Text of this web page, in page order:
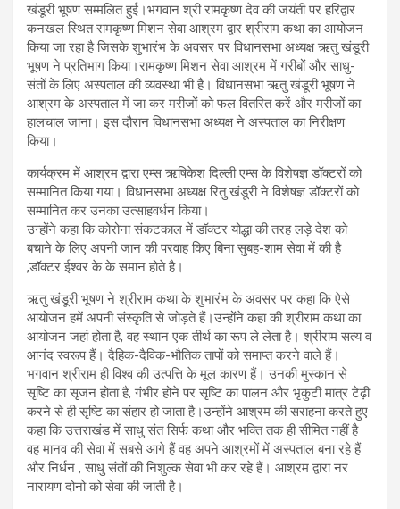
खंडूरी भूषण सम्मलित हुई।भगवान श्री रामकृष्ण देव की जयंती पर हरिद्वार
कनखल स्थित रामकृष्ण मिशन सेवा आश्रम द्वार श्रीराम कथा का आयोजन
किया जा रहा है जिसके शुभारंभ के अवसर पर विधानसभा अध्यक्ष ऋतु खंडूरी
भूषण ने प्रतिभाग किया।रामकृष्ण मिशन सेवा आश्रम में गरीबों और साधु-
संतों के लिए अस्पताल की व्यवस्था भी है। विधानसभा ऋतु खंडूरी भूषण ने
आश्रम के अस्पताल में जा कर मरीजों को फल वितरित करें और मरीजों का
हालचाल जाना। इस दौरान विधानसभा अध्यक्ष ने अस्पताल का निरीक्षण
किया।
कार्यक्रम में आश्रम द्वारा एम्स ऋषिकेश दिल्ली एम्स के विशेषज्ञ डॉक्टरों को
सम्मानित किया गया। विधानसभा अध्यक्ष रितु खंडूरी ने विशेषज्ञ डॉक्टरों को
सम्मानित कर उनका उत्साहवर्धन किया।
उन्होंने कहा कि कोरोना संकटकाल में डॉक्टर योद्धा की तरह लड़े देश को
बचाने के लिए अपनी जान की परवाह किए बिना सुबह-शाम सेवा में की है
,डॉक्टर ईश्वर के के समान होते है।
ऋतु खंडूरी भूषण ने श्रीराम कथा के शुभारंभ के अवसर पर कहा कि ऐसे
आयोजन हमें अपनी संस्कृति से जोड़ते हैं।उन्होंने कहा की श्रीराम कथा का
आयोजन जहां होता है, वह स्थान एक तीर्थ का रूप ले लेता है। श्रीराम सत्य व
आनंद स्वरूप हैं। दैहिक-दैविक-भौतिक तापों को समाप्त करने वाले हैं।
भगवान श्रीराम ही विश्व की उत्पत्ति के मूल कारण हैं। उनकी मुस्कान से
सृष्टि का सृजन होता है, गंभीर होने पर सृष्टि का पालन और भृकुटी मात्र टेढ़ी
करने से ही सृष्टि का संहार हो जाता है।उन्होंने आश्रम की सराहना करते हुए
कहा कि उत्तराखंड में साधु संत सिर्फ कथा और भक्ति तक ही सीमित नहीं है
वह मानव की सेवा में सबसे आगे हैं वह अपने आश्रमों में अस्पताल बना रहे हैं
और निर्धन , साधु संतों की निशुल्क सेवा भी कर रहे हैं। आश्रम द्वारा नर
नारायण दोनो को सेवा की जाती है।